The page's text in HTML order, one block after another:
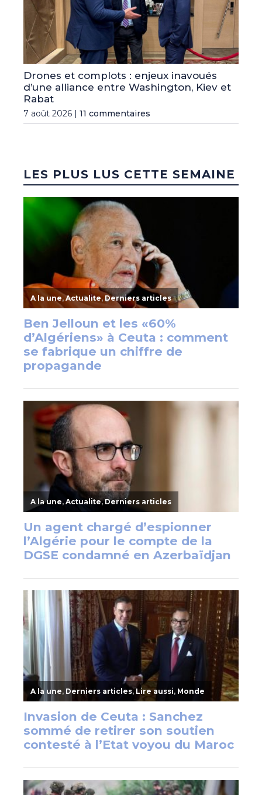
Drones et complots : enjeux inavoués
d’une alliance entre Washington, Kiev et
Rabat
7 août 2026 | 11 commentaires
LES PLUS LUS CETTE SEMAINE